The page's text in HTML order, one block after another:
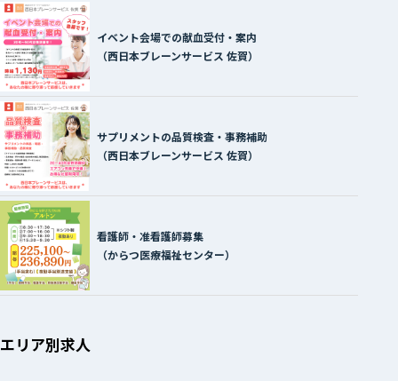
イベント会場での献血受付・案内
（西日本ブレーンサービス 佐賀）
サプリメントの品質検査・事務補助
（西日本ブレーンサービス 佐賀）
看護師・准看護師募集
（からつ医療福祉センター）
エリア別求人